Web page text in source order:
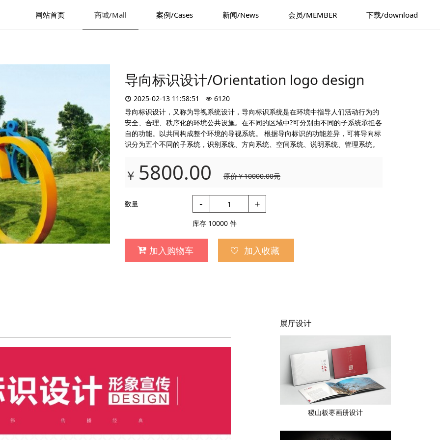
网站首页 商城/Mall 案例/Cases 新闻/News 会员/MEMBER 下载/download
导向标识设计/Orientation logo design
2025-02-13 11:58:51
6120
导向标识设计，又称为导视系统设计，导向标识系统是在环境中指导人们活动行为的
安全、合理、秩序化的环境公共设施。在不同的区域中?可分别由不同的子系统承担各
自的功能。以共同构成整个环境的导视系统。 根据导向标识的功能差异，可将导向标
识分为五个不同的子系统，识别系统、方向系统、空间系统、说明系统、管理系统。
￥ 5800.00 原价￥10000.00元
数量 - +
库存 10000件
加入收藏
加入购物车
展厅设计
稷山板枣画册设计